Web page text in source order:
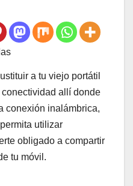
a tu viejo portátil
allí donde
conexión inalámbrica,
utilizar
obligado a compartir
tu móvil.